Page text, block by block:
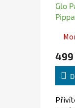
Glo
499